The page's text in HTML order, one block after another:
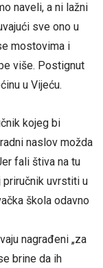
naveli, a ni lažni
sve ono u
mostovima i
više. Postignut
u Vijeću.
kojeg bi
naslov možda
fali štiva na tu
priručnik uvrstiti u
škola odavno
nagrađeni „za
brine da ih